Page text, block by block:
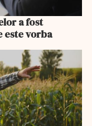
a fost
este vorba